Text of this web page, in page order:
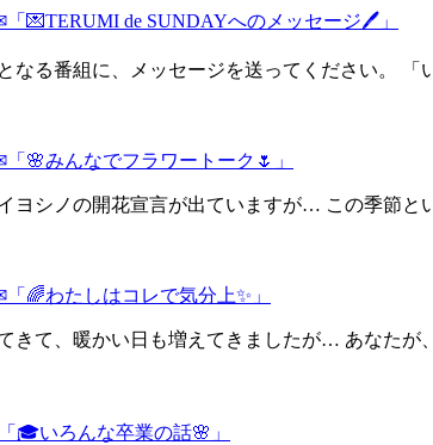
「💌TERUMI de SUNDAYへのメッセージ🖊」
なる番組に、メッセージを送ってください。
「🌸みんなでフラワートーク🌷」
ヨシノの開花宣言が出ていますが… この季節
🌈わたしはコレで気分上✨」
きて、暖かい日も増えてきましたが… あなたが
🎓️いろんな卒業の話🌸」